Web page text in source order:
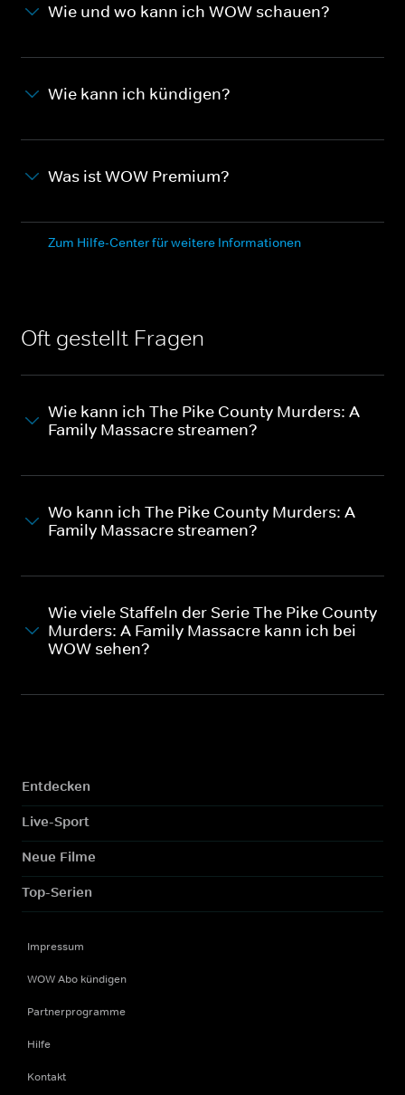
Wie und wo kann ich WOW schauen?
Wie kann ich kündigen?
Was ist WOW Premium?
Zum Hilfe-Center für weitere Informationen
Oft gestellt Fragen
Wie kann ich The Pike County Murders: A
Family Massacre streamen?
Wo kann ich The Pike County Murders: A
Family Massacre streamen?
Wie viele Staffeln der Serie The Pike County
Murders: A Family Massacre kann ich bei
WOW sehen?
Entdecken
Live-Sport
Neue Filme
Top-Serien
Impressum
WOW Abo kündigen
Partnerprogramme
Hilfe
Kontakt